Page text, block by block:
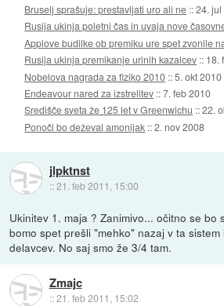
Bruselj sprašuje: prestavljati uro ali ne ::24.
Rusija ukinja poletni čas in uvaja nove
Applove budilke ob premiku ure spet zvonile
Rusija ukinja premikanje urinih kazalcev :: 18.
Nobelova nagrada za fiziko 2010 ::5. okt 2010
Endeavour nared za izstrelitev ::7. feb 2010
Središče sveta že 125 let v Greenwichu ::22.
Ponoči bo deževal amonijak ::2. nov 2008
jlpktnst
::21. feb 2011, 15:00
Ukinitev 1. maja ? Zanimivo... očitno se bo
bomo spet prešli "mehko" nazaj v ta sistem
delavcev. No saj smo že 3/4 tam.
Zmajc
::21. feb 2011, 15:02